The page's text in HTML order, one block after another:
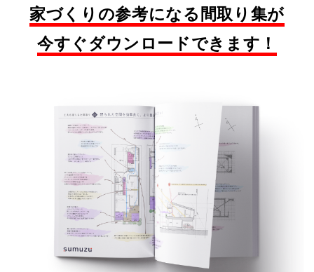
家づくりの参考になる間取り集が
今すぐダウンロードできます！